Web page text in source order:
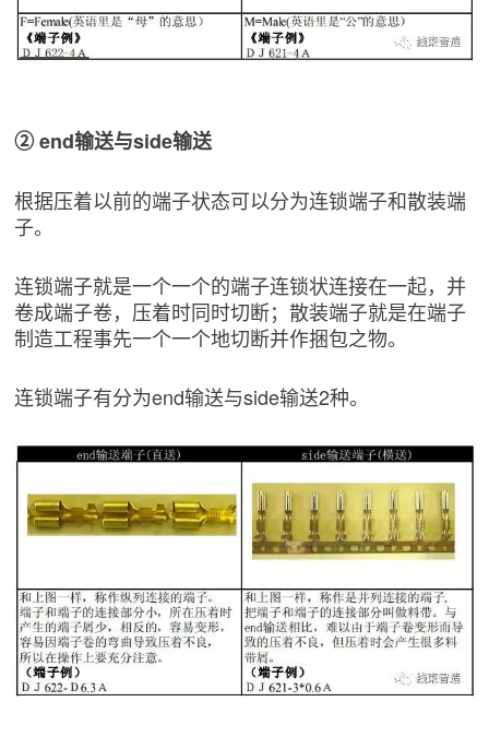
② end输送与side输送
根据压着以前的端子状态可以分为连锁端子和散装端
子。
连锁端子就是一个一个的端子连锁状连接在一起，并
卷成端子卷，压着时同时切断；散装端子就是在端子
制造工程事先一个一个地切断并作捆包之物。
连锁端子有分为end输送与side输送2种。